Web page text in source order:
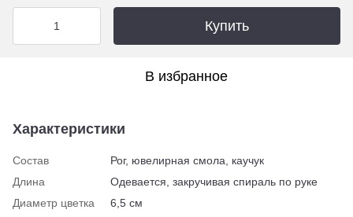
Купить
В избранное
Характеристики
Состав
Рог, ювелирная смола, каучук
Длина
Одевается, закручивая спираль по руке
Диаметр цветка
6,5 см